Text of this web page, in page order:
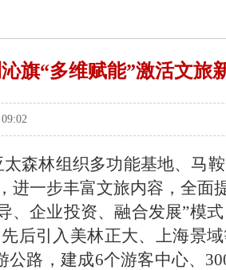
旗“多维赋能”激活文旅
09:02
森林组织多功能基地、马
进一步丰富文旅内容，全面
、企业投资、融合发展”模
后引入美林正大、上海景
路，建成6个游客中心、